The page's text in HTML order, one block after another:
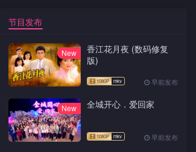
节目发布
New
香江花月夜 (数码修复
版)
早前发布
New 全城开心．爱回家
早前发布